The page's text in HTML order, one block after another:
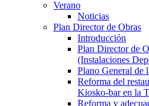
Verano
Noticias
Plan Director de Obras
Introducción
Plan Director de
(Instalaciones
Plano General de
Reforma del
Kiosko-bar en la
Reforma y